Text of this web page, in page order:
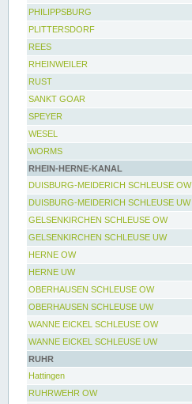
PHILIPPSBURG
PLITTERSDORF
REES
RHEINWEILER
RUST
SANKT GOAR
SPEYER
WESEL
WORMS
RHEIN-HERNE-KANAL
DUISBURG-MEIDERICH SCHLEUSE OW
DUISBURG-MEIDERICH SCHLEUSE UW
GELSENKIRCHEN SCHLEUSE OW
GELSENKIRCHEN SCHLEUSE UW
HERNE OW
HERNE UW
OBERHAUSEN SCHLEUSE OW
OBERHAUSEN SCHLEUSE UW
WANNE EICKEL SCHLEUSE OW
WANNE EICKEL SCHLEUSE UW
RUHR
Hattingen
RUHRWEHR OW